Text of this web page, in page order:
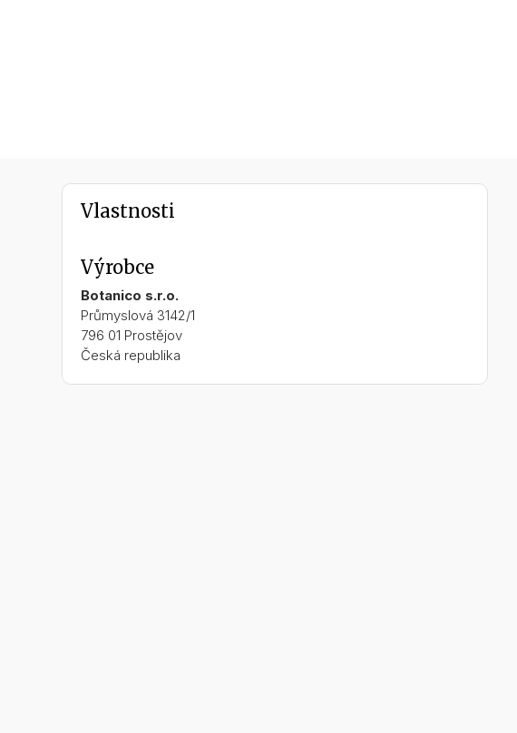
Vlastnosti
Výrobce
Botanico s.r.o.
Průmyslová 3142/1
796 01 Prostějov
Česká republika